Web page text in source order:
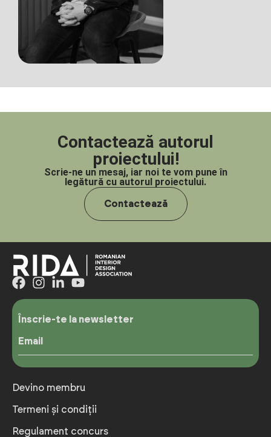
Contactează autorul
proiectului!
Scrie-ne un mesaj, iar noi te vom pune în
legătură cu autorul proiectului.
Contactează
Înscrie-te la newsletter
Email
Devino membru
Termeni și condiții
Regulament concurs